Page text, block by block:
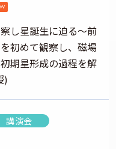
し星誕生に迫る～前
初めて観察し、磁場
期星形成の過程を解
)
講演会